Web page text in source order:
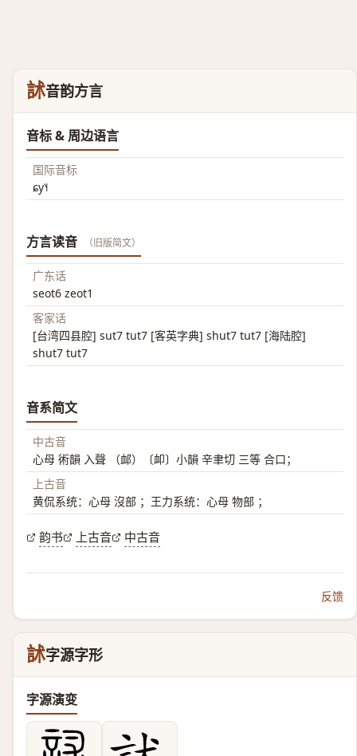
訹音韵方言
音标 & 周边语言
国际音标
ɕy˥˧
方言读音 （旧版简文）
广东话
seot6 zeot1
客家话
[台湾四县腔] sut7 tut7 [客英字典] shut7 tut7 [海陆腔]
shut7 tut7
音系简文
中古音
心母 術韻 入聲 （䘏）〔卹〕小韻 辛聿切 三等 合口；
上古音
黄侃系统：心母 沒部 ；王力系统：心母 物部 ；
韵书 上古音 中古音
反馈
訹字源字形
字源演变